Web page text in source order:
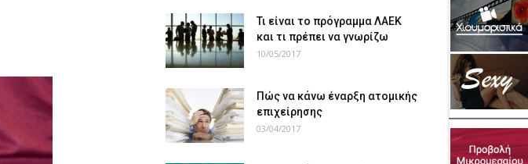
Τι είναι το πρόγραμμα ΛΑΕΚ
και τι πρέπει να γνωρίζω
10/05/2017
Πώς να κάνω έναρξη ατομικής
επιχείρησης
03/04/2017